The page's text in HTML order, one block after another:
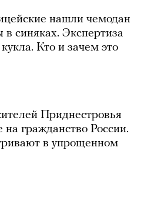
нашли чемодан
синяках. Экспертиза
Кто и зачем это
Приднестровья
на гражданство России.
в упрощенном